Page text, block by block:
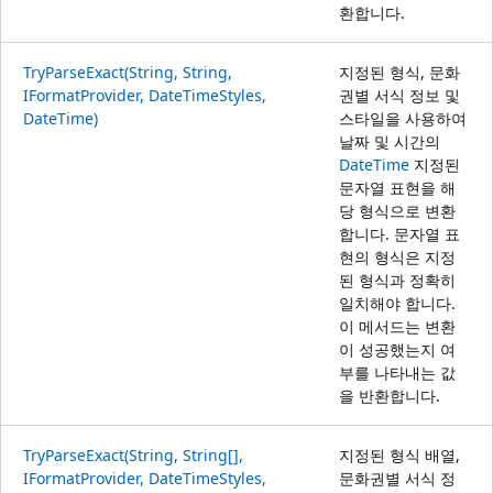
환합니다.
TryParseExact(String, String,
IFormatProvider, DateTimeStyles,
DateTime)
지정된 형식, 문화
권별 서식 정보 및
스타일을 사용하여
날짜 및 시간의
DateTime 지정된
문자열 표현을 해
당 형식으로 변환
합니다. 문자열 표
현의 형식은 지정
된 형식과 정확히
일치해야 합니다.
이 메서드는 변환
이 성공했는지 여
부를 나타내는 값
을 반환합니다.
TryParseExact(String, String[],
IFormatProvider, DateTimeStyles,
지정된 형식 배열,
문화권별 서식 정